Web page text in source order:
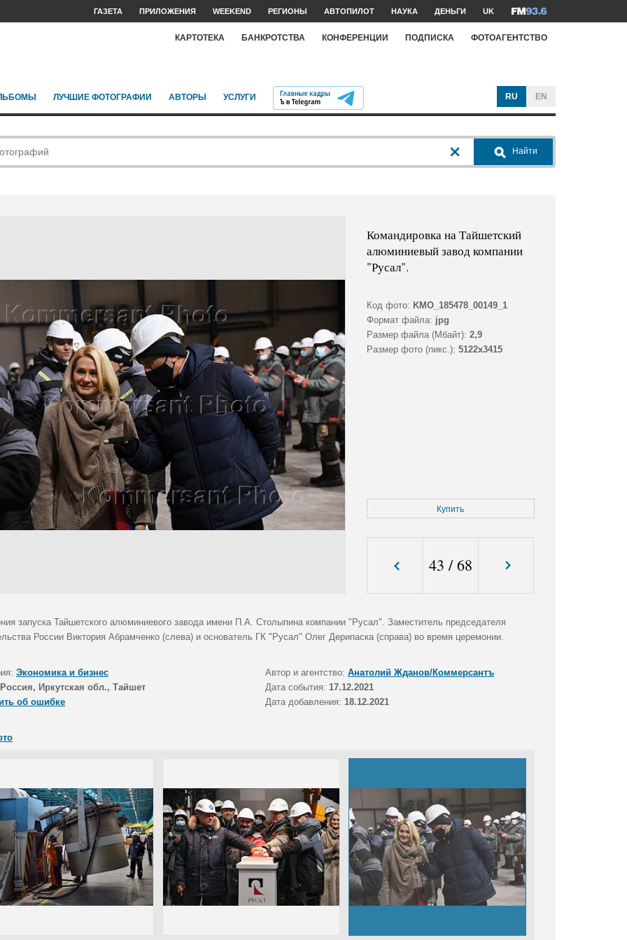
ГАЗЕТА ПРИЛОЖЕНИЯ WEEKEND РЕГИОНЫ АВТОПИЛОТ НАУКА ДЕНЬГИ UK
КАРТОТЕКА БАНКРОТСТВА КОНФЕРЕНЦИИ ПОДПИСКА ФОТОАГЕНТСТВО
ЛУЧШИЕ ФОТОГРАФИИ АВТОРЫ УСЛУГИ RU EN
Найти
Командировка на Тайшетский
алюминиевый завод компании
"Русал".
Код фото: KMO_185478_00149_1
Формат файла: jpg
Размер файла (Мбайт): 2,9
Размер фото (пикс.): 5122x3415
Купить
43 /68
запуска Тайшетского алюминиевого завода имени П.А. Столыпина компании "Русал". Заместитель председателя
России Виктория Абрамченко (слева) и основатель ГК "Русал" Олег Дерипаска (справа) во время церемонии.
Экономика и бизнес Автор и агентство: Анатолий Жданов/Коммерсантъ
Россия, Иркутская обл., Тайшет Дата события: 17.12.2021
об ошибке
Дата добавления: 18.12.2021